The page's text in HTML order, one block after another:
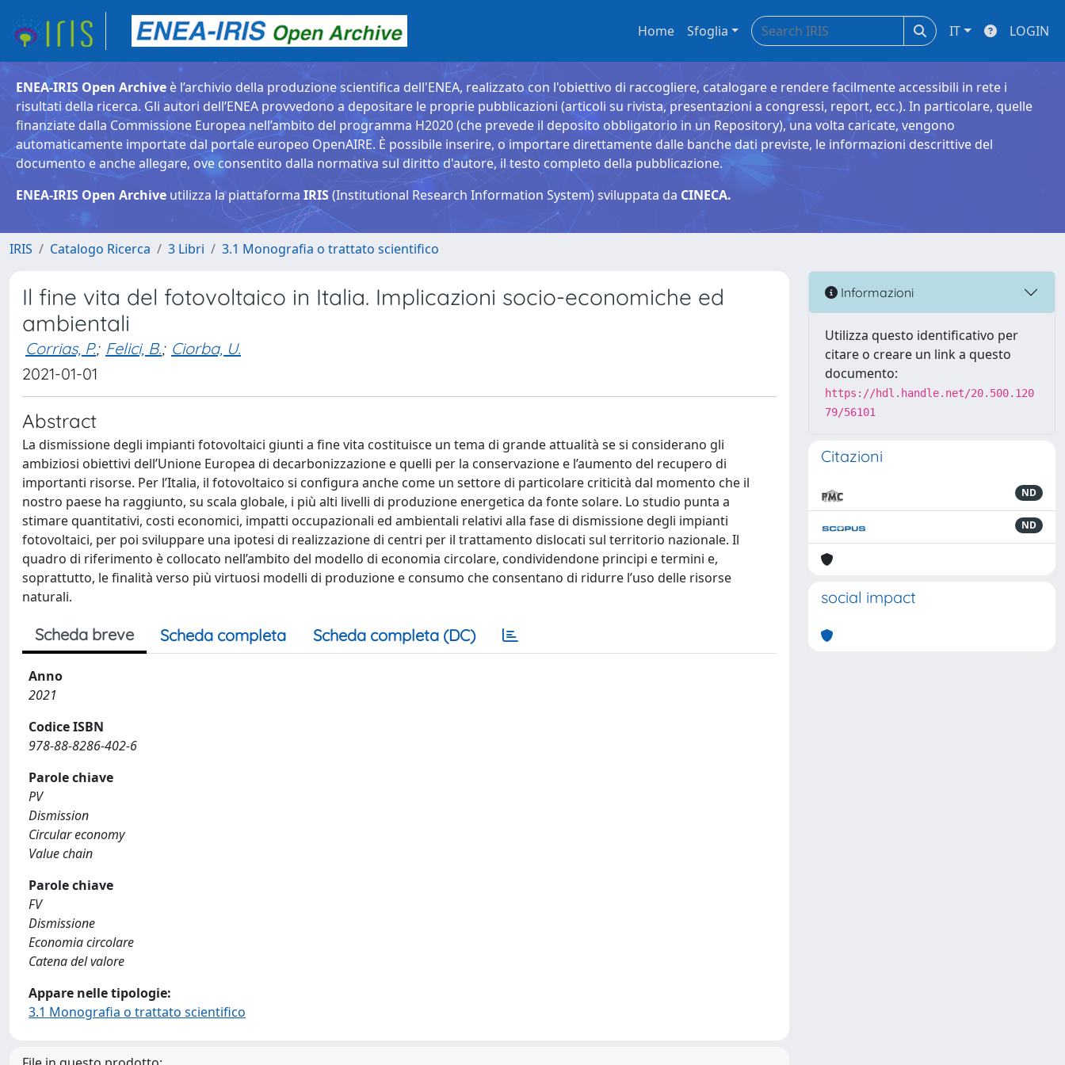
Home Sfoglia IT LOGIN
ENEA-IRIS Open Archive è l’archivio della produzione scientifica dell'ENEA, realizzato con l'obiettivo di raccogliere, catalogare e rendere facilmente accessibili in rete i
risultati della ricerca. Gli autori dell’ENEA provvedono a depositare le proprie pubblicazioni (articoli su rivista, presentazioni a congressi, report, ecc.). In particolare, quelle
finanziate dalla Commissione Europea nell’ambito del programma H2020 (che prevede il deposito obbligatorio in un Repository), una volta caricate, vengono
automaticamente importate dal portale europeo OpenAIRE. È possibile inserire, o importare direttamente dalle banche dati previste, le informazioni descrittive del
documento e anche allegare, ove consentito dalla normativa sul diritto d'autore, il testo completo della pubblicazione.
ENEA-IRIS Open Archive utilizza la piattaforma IRIS(Institutional Research Information System) sviluppata da CINECA.
IRIS Catalogo Ricerca 3 Libri 3.1 Monografia o trattato scientifico
Il fine vita del fotovoltaico in Italia. Implicazioni socio-economiche ed
ambientali
Corrias, P.; Felici, B.; Ciorba, U.
2021-01-01
Abstract
La dismissione degli impianti fotovoltaici giunti a fine vita costituisce un tema di grande attualità se si considerano gli
ambiziosi obiettivi dell’Unione Europea di decarbonizzazione e quelli per la conservazione e l’aumento del recupero di
importanti risorse. Per l’Italia, il fotovoltaico si configura anche come un settore di particolare criticità dal momento che il
nostro paese ha raggiunto, su scala globale, i più alti livelli di produzione energetica da fonte solare. Lo studio punta a
stimare quantitativi, costi economici, impatti occupazionali ed ambientali relativi alla fase di dismissione degli impianti
fotovoltaici, per poi sviluppare una ipotesi di realizzazione di centri per il trattamento dislocati sul territorio nazionale. Il
quadro di riferimento è collocato nell’ambito del modello di economia circolare, condividendone principi e termini e,
soprattutto, le finalità verso più virtuosi modelli di produzione e consumo che consentano di ridurre l’uso delle risorse
naturali.
Scheda breve Scheda completa Scheda completa (DC)
Anno
2021
Codice ISBN
978-88-8286-402-6
Parole chiave
PV
Dismission
Circular economy
Value chain
Parole chiave
FV
Dismissione
Economia circolare
Catena del valore
Appare nelle tipologie:
3.1 Monografia o trattato scientifico
Informazioni
Utilizza questo identificativo per
citare o creare un link a questo
documento:
https://hdl.handle.net/20.500.120
79/56101
Citazioni
ND
ND
social impact